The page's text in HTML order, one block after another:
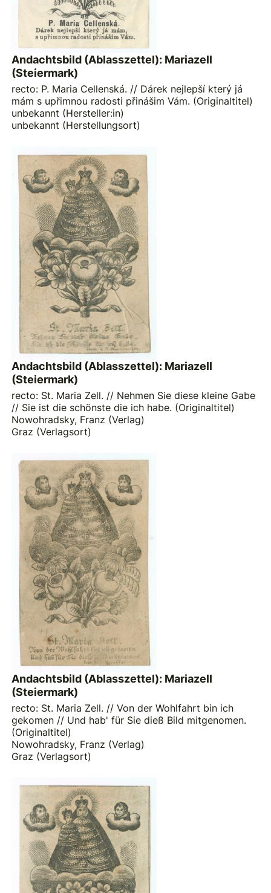
Andachtsbild (Ablasszettel): Mariazell
(Steiermark)
recto: P. Maria Cellenská. // Dárek nejlepší který já
mám s upřimnou radosti přinášim Vám. (Originaltitel)
unbekannt (Hersteller:in)
unbekannt (Herstellungsort)
Andachtsbild (Ablasszettel): Mariazell
(Steiermark)
recto: St. Maria Zell. // Nehmen Sie diese kleine Gabe
// Sie ist die schönste die ich habe. (Originaltitel)
Nowohradsky, Franz (Verlag)
Graz (Verlagsort)
Andachtsbild (Ablasszettel): Mariazell
(Steiermark)
recto: St. Maria Zell. // Von der Wohlfahrt bin ich
gekomen // Und hab' für Sie dieß Bild mitgenomen.
(Originaltitel)
Nowohradsky, Franz (Verlag)
Graz (Verlagsort)